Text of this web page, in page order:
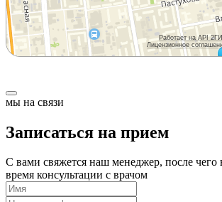
мы на связи
Записаться на прием
С вами свяжется наш менеджер, после чего
время консультации с врачом